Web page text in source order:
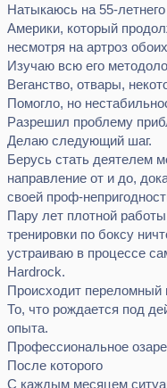
Натыкаюсь на 55-
Америки, который
несмотря на артроз
Изучаю всю его
Веганство, отвары,
Помогло, но
Разрешил проблему
Делаю следующий шаг.
Берусь стать деятелем
направление от и до,
своей проф-
Пару лет плотной
тренировки по боксу
устраиваю в процессе
Hardrock.
Происходит переломный
То, что рождается под
опыта.
Профессиональное
После которого
С каждым месяцем